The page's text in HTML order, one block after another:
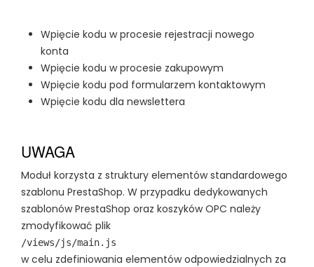
Wpięcie kodu w procesie rejestracji nowego
konta
Wpięcie kodu w procesie zakupowym
Wpięcie kodu pod formularzem kontaktowym
Wpięcie kodu dla newslettera
UWAGA
Moduł korzysta z struktury elementów standardowego
szablonu PrestaShop. W przypadku dedykowanych
szablonów PrestaShop oraz koszyków OPC należy
zmodyfikować plik
/views/js/main.js
w celu zdefiniowania elementów odpowiedzialnych za